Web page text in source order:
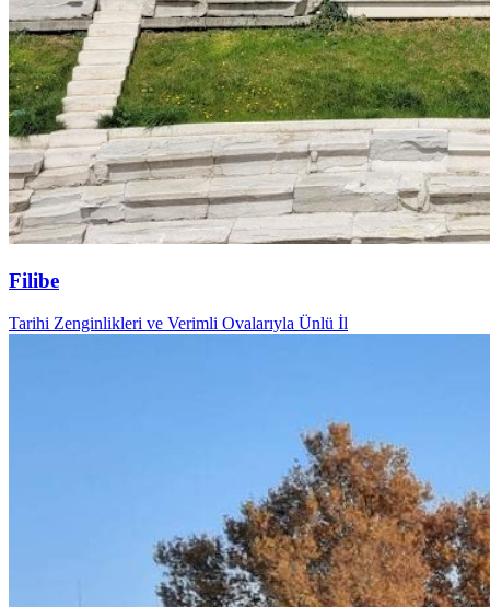
Filibe
Tarihi Zenginlikleri ve Verimli Ovalarıyla Ünlü İl